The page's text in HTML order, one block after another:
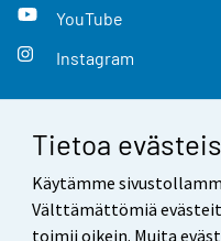
Tietoa
Käytämme
Välttämättömiä
toimii oikein. Muita
YouTube
Instagram
Yhteystiedot
Palaute